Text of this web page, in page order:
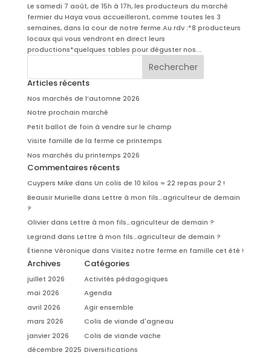
Le samedi 7 août, de 15h à 17h, les producteurs du marché
fermier du Haya vous accueilleront, comme toutes les 3
semaines, dans la cour de notre ferme.Au rdv :*8 producteurs
locaux qui vous vendront en direct leurs
productions*quelques tables pour déguster nos...
Articles récents
Nos marchés de l’automne 2026
Notre prochain marché
Petit ballot de foin à vendre sur le champ
Visite famille de la ferme ce printemps
Nos marchés du printemps 2026
Commentaires récents
Cuypers Mike dans Un colis de 10 kilos = 22 repas pour 2 !
Beausir Murielle dans Lettre à mon fils…agriculteur de demain
?
Olivierdans Lettre à mon fils…agriculteur de demain ?
Legrand dans Lettre à mon fils…agriculteur de demain ?
Étienne Véronique dans Visitez notre ferme en famille cet été !
Archives
juillet 2026
mai 2026
avril 2026
mars 2026
janvier 2026
décembre 2025
Catégories
Activités pédagogiques
Agenda
Agir ensemble
Colis de viande d'agneau
Colis de viande vache
Diversifications